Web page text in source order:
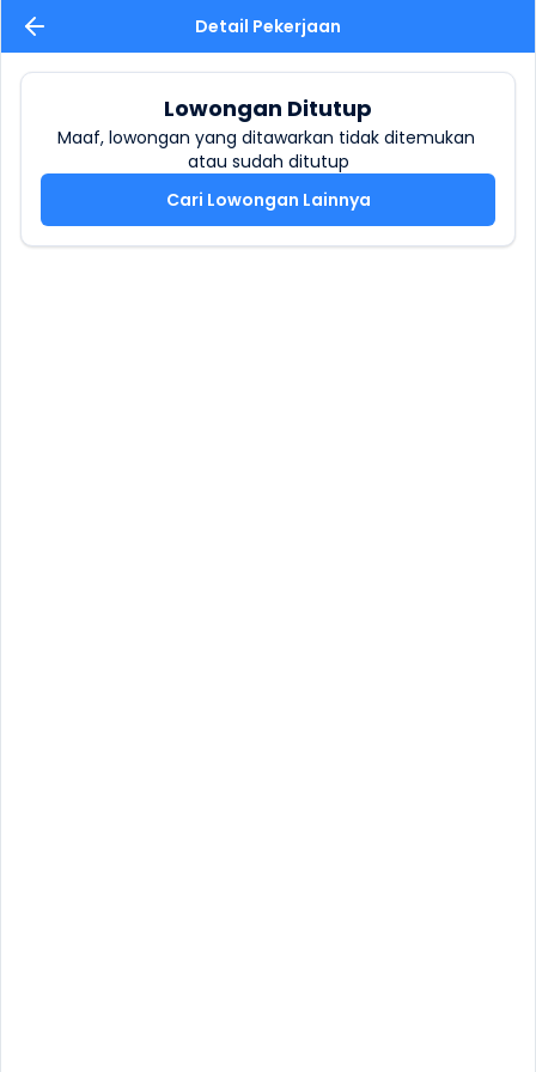
Detail Pekerjaan
Lowongan Ditutup
Maaf, lowongan yang ditawarkan tidak ditemukan
atau sudah ditutup
Cari Lowongan Lainnya